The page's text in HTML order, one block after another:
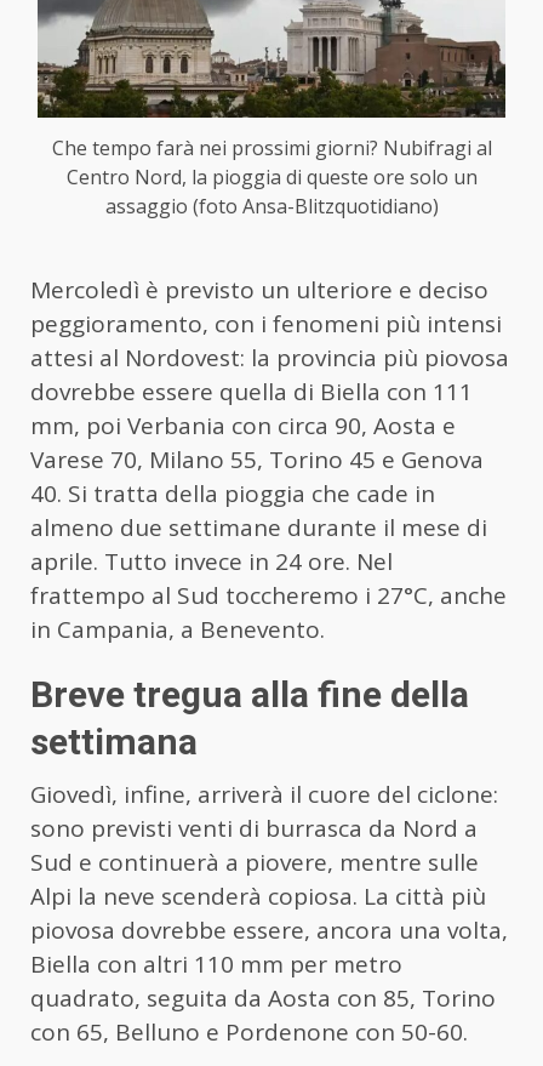
Che tempo farà nei prossimi giorni? Nubifragi al
Centro Nord, la pioggia di queste ore solo un
assaggio (foto Ansa-Blitzquotidiano)
Mercoledì è previsto un ulteriore e deciso
peggioramento, con i fenomeni più intensi
attesi al Nordovest: la provincia più piovosa
dovrebbe essere quella di Biella con 111
mm, poi Verbania con circa 90, Aosta e
Varese 70, Milano 55, Torino 45 e Genova
40. Si tratta della pioggia che cade in
almeno due settimane durante il mese di
aprile. Tutto invece in 24 ore. Nel
frattempo al Sud toccheremo i 27°C, anche
in Campania, a Benevento.
Breve tregua alla fine della
settimana
Giovedì, infine, arriverà il cuore del ciclone:
sono previsti venti di burrasca da Nord a
Sud e continuerà a piovere, mentre sulle
Alpi la neve scenderà copiosa. La città più
piovosa dovrebbe essere, ancora una volta,
Biella con altri 110 mm per metro
quadrato, seguita da Aosta con 85, Torino
con 65, Belluno e Pordenone con 50-60.